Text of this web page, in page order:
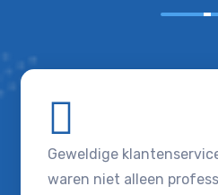
Geweldige
waren niet alleen